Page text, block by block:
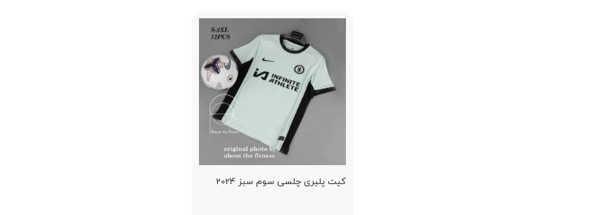
کیت پلیری چلسی سوم سبز 2024